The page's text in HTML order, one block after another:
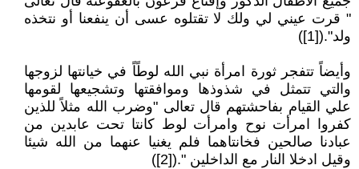
" قرت عيني لي ولك لا تقتلوه عسى أن ينفعنا أو نتخذه
ولد".([1])
وأيضاً تتفجر ثورة امرأة نبي الله لوطًاً في خيانتها لزوجها
والتي تتمثل في شذوذها وموافقتها وتشجيعها لقومها
علي القيام بفاحشتهم قال تعالى "وضرب الله مثلاً للذين
كفروا امرأت نوح وامرأت لوط كانتا تحت عابدين من
عبادنا صالحين فخانتاهما فلم يغنيا عنهما من الله شيئا
وقيل ادخلا النار مع الداخلين ".([2])